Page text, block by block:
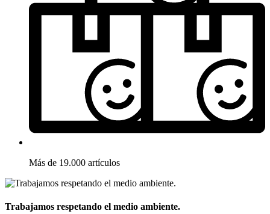
Más de 19.000 artículos
Trabajamos respetando el medio ambiente.